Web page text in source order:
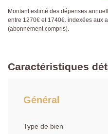
Montant estimé des dépenses
entre 1270€ et 1740€. indexées aux
(abonnement compris).
Caractéristiques
Général
Type de bien